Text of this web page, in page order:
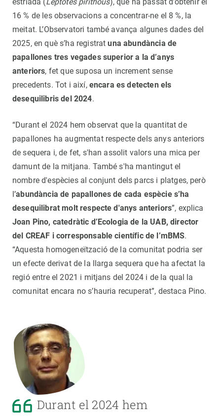
estriada (Leptotes pirithous), que ha passat d’obtenir el
16 % de les observacions a concentrar-ne el 8 %, la
meitat. L’Observatori també avança algunes dades del
2025, en què s’ha registratuna abundància de
papallones tres vegades superior a la d’anys
anteriors, fet que suposa un increment sense
precedents. Tot i així, encara es detecten els
desequilibris del 2024.
“Durant el 2024 hem observat que la quantitat de
papallones ha augmentat respecte dels anys anteriors
de sequera i, de fet, s'han assolit valors una mica per
damunt de la mitjana. També s'ha mantingut el
nombre d'espècies al conjunt dels parcs i platges, però
l’abundància de papallones de cada espècie s’ha
desequilibrat molt respecte d'anys anteriors”, explica
Joan Pino, catedràtic d’Ecologia de la UAB, director
del CREAF i corresponsable científic de l’mBMS.
“Aquesta homogeneïtzació de la comunitat podria ser
un efecte derivat de la llarga sequera que ha afectat la
regió entre el 2021 i mitjans del 2024 i de la qual la
comunitat encara no s’hauria recuperat”, destaca Pino.
Durant el 2024 hem